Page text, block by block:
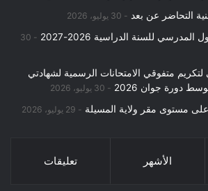
التحاضر عن بعد 30 يوليو، 2026
للسنة الدراسية 2026-2027
30
لتكريم متفوقي الامتحانات الرسمية لشهادتي
دورة جوان 2026
30 يوليو، 2026
على مستوى مقر ولاية المسيلة 29 يوليو، 2026
الأشهر تعليقات